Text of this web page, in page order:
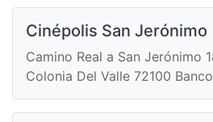
Cinépolis San Jerónimo
Camino Real a San Jerónimo
Colonia Del Valle 72100